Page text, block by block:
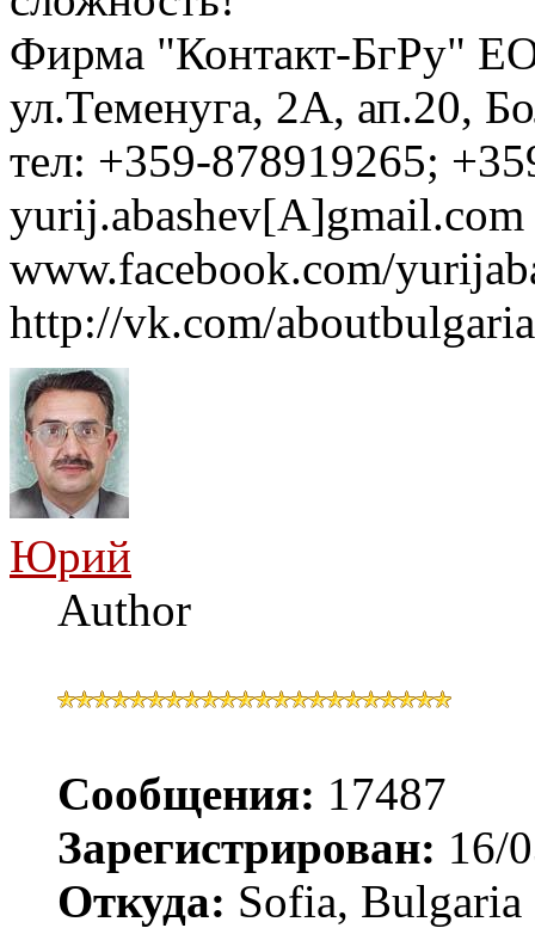
Фирма "Контакт-БгРу"
ул.Теменуга, 2А, ап.20,
тел: +359-878919265;
yurij.abashev[A]gmail.com
www.facebook.com/
http://vk.com/aboutbulgaria
Юрий
Author
Сообщения: 17487
Зарегистрирован: 16/
Откуда: Sofia, Bulgaria